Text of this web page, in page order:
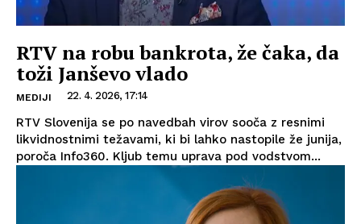
RTV na robu bankrota, že čaka, da
toži Janševo vlado
MEDIJI 22. 4. 2026, 17:14
RTV Slovenija se po navedbah virov sooča z resnimi
likvidnostnimi težavami, ki bi lahko nastopile že junija,
poroča Info360. Kljub temu uprava pod vodstvom...